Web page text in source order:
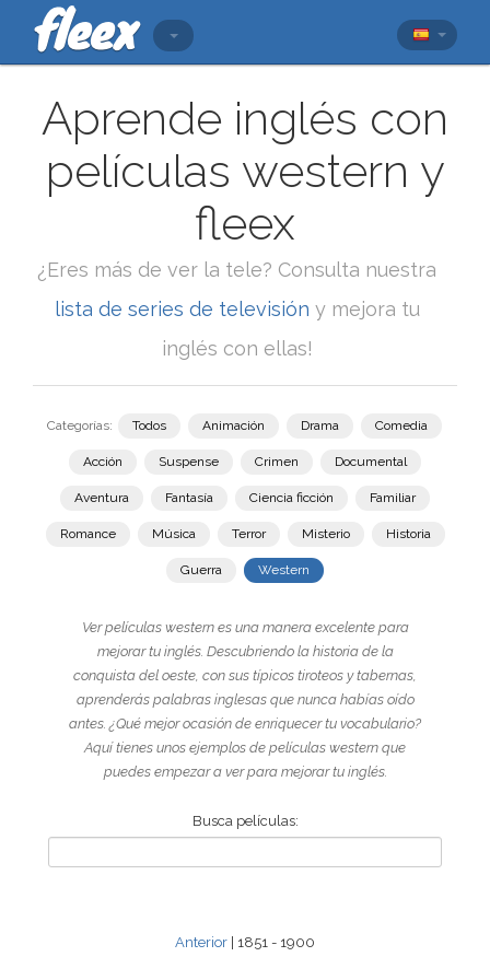
Aprende inglés con
películas western y
fleex
¿Eres más de ver la tele? Consulta nuestra
lista de series de televisión y mejora tu
inglés con ellas!
Categorías: Todos Animación Drama Comedia
Acción Suspense Crimen Documental
Aventura Fantasía Ciencia ficción Familiar
Romance Música Terror Misterio Historia
Guerra Western
Ver películas western es una manera excelente para
mejorar tu inglés. Descubriendo la historia de la
conquista del oeste, con sus típicos tiroteos y tabernas,
aprenderás palabras inglesas que nunca habías oído
antes. ¿Qué mejor ocasión de enriquecer tu vocabulario?
Aquí tienes unos ejemplos de películas western que
puedes empezar a ver para mejorar tu inglés.
Busca películas:
Anterior | 1851 - 1900